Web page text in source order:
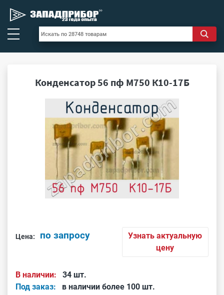
Конденсатор 56 пф М750 К10-17Б
Цена: по запросу
Узнать актуальную
цену
В наличии:
34 шт.
Под заказ:
в наличии более 100 шт.